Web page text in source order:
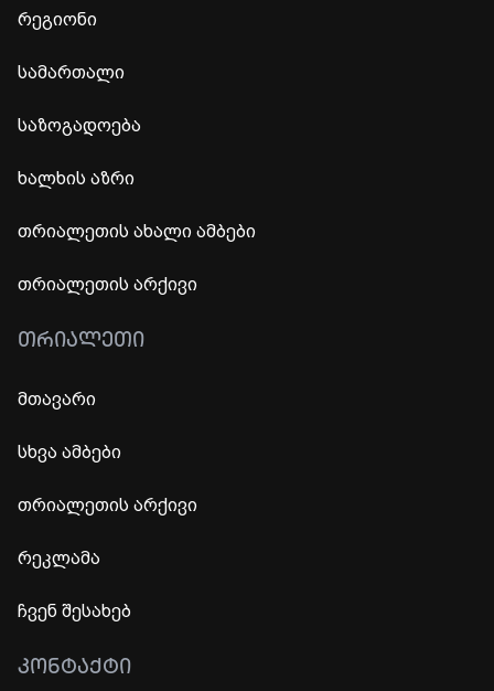
რეგიონი
სამართალი
საზოგადოება
ხალხის აზრი
თრიალეთის ახალი ამბები
თრიალეთის არქივი
ᲗᲠᲘᲐᲚᲔᲗᲘ
მთავარი
სხვა ამბები
თრიალეთის არქივი
რეკლამა
ჩვენ შესახებ
ᲙᲝᲜᲢᲐᲥᲢᲘ